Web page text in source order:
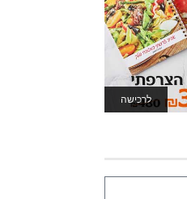
לרכישה
לאתר המשחקים